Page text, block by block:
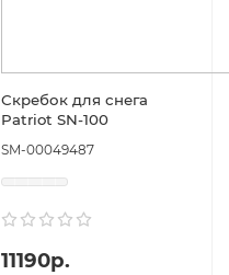
Скребок для снега
Patriot SN-100
SM-00049487
11190р.